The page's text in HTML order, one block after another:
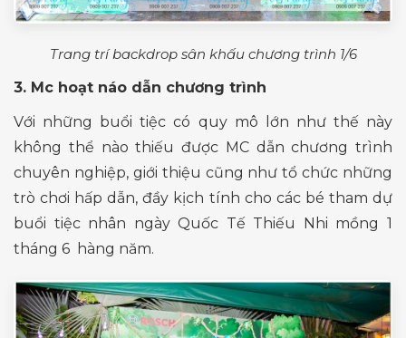
Trang trí backdrop sân khấu chương trình 1/6
3. Mc hoạt náo dẫn chương trình
Với những buổi tiệc có quy mô lớn như thế này
không thể nào thiếu được MC dẫn chương trình
chuyên nghiệp, giới thiệu cũng như tổ chức những
trò chơi hấp dẫn, đầy kịch tính cho các bé tham dự
buổi tiệc nhân ngày Quốc Tế Thiếu Nhi mồng 1
tháng 6 hàng năm.